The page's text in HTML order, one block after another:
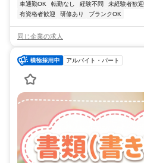
車通勤OK
転勤なし 経験不問 未経験者歓迎
有資格者歓迎
研修あり ブランクOK
同じ企業の求人
アルバイト・パート